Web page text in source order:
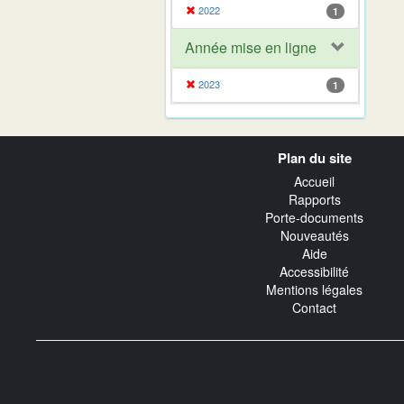
2022 1
Année mise en ligne
2023 1
Plan du site
Accueil
Rapports
Porte-documents
Nouveautés
Aide
Accessibilité
Mentions légales
Contact